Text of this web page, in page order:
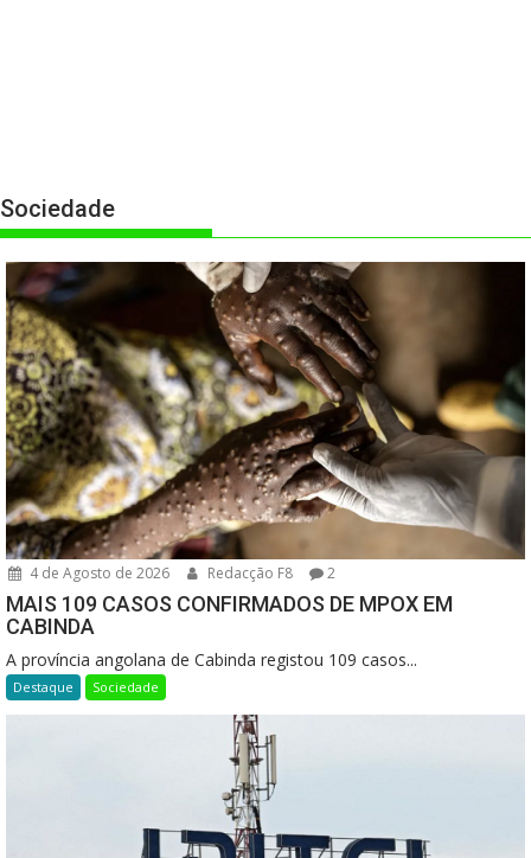
Sociedade
4 de Agosto de 2026 Redacção F8 2
MAIS 109 CASOS CONFIRMADOS DE MPOX EM
CABINDA
A província angolana de Cabinda registou 109 casos...
Destaque Sociedade